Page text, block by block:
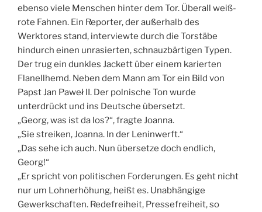
ebenso viele Menschen hinter dem Tor. Überall weiß-
rote Fahnen. Ein Reporter, der außerhalb des
Werktores stand, interviewte durch die Torstäbe
hindurch einen unrasierten, schnauzbärtigen Typen.
Der trug ein dunkles Jackett über einem karierten
Flanellhemd. Neben dem Mann am Tor ein Bild von
Papst Jan Paweł II. Der polnische Ton wurde
unterdrückt und ins Deutsche übersetzt.
„Georg, was ist da los?“, fragte Joanna.
„Sie streiken, Joanna. In der Leninwerft.“
„Das sehe ich auch. Nun übersetze doch endlich,
Georg!“
„Er spricht von politischen Forderungen. Es geht nicht
nur um Lohnerhöhung, heißt es. Unabhängige
Gewerkschaften. Redefreiheit, Pressefreiheit, so